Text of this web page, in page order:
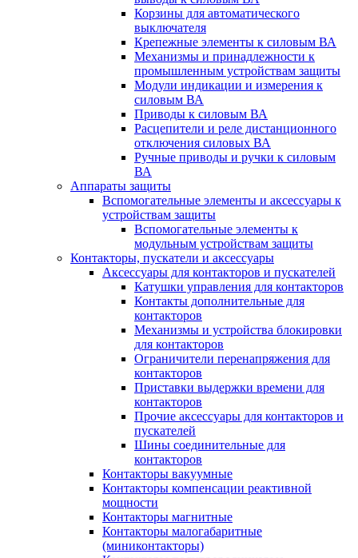
Корзины для автоматического
выключателя
Крепежные элементы к силовым ВА
Механизмы и принадлежности к
промышленным устройствам защиты
Модули индикации и измерения к
силовым ВА
Приводы к силовым ВА
Расцепители и реле дистанционного
отключения силовых ВА
Ручные приводы и ручки к силовым
ВА
Аппараты защиты
Вспомогательные элементы и аксессуары к
устройствам защиты
Вспомогательные элементы к
модульным устройствам защиты
Контакторы, пускатели и аксессуары
Аксессуары для контакторов и пускателей
Катушки управления для контакторов
Контакты дополнительные для
контакторов
Механизмы и устройства блокировки
для контакторов
Ограничители перенапряжения для
контакторов
Приставки выдержки времени для
контакторов
Прочие аксессуары для контакторов и
пускателей
Шины соединительные для
контакторов
Контакторы вакуумные
Контакторы компенсации реактивной
мощности
Контакторы магнитные
Контакторы малогабаритные
(миниконтакторы)